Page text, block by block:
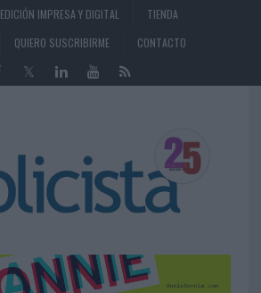
EDICIÓN IMPRESA Y DIGITAL
TIENDA
QUIERO SUSCRIBIRME CONTACTO